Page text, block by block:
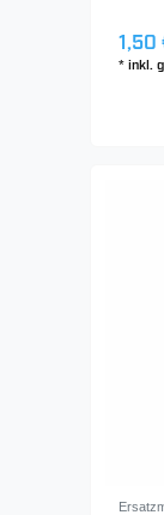
1,50
*inkl.